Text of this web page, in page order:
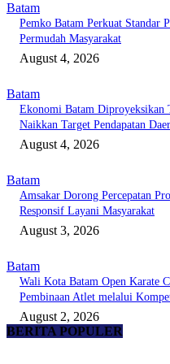
Batam
Pemko Batam Perkuat Standar
Permudah Masyarakat
August 4, 2026
Batam
Ekonomi Batam Diproyeksikan
Naikkan Target Pendapatan
August 4, 2026
Batam
Amsakar Dorong Percepatan
Responsif Layani Masyarakat
August 3, 2026
Batam
Wali Kota Batam Open Karate
Pembinaan Atlet melalui
August 2, 2026
BERITA POPULER